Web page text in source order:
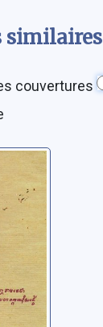
similaires
couvertures